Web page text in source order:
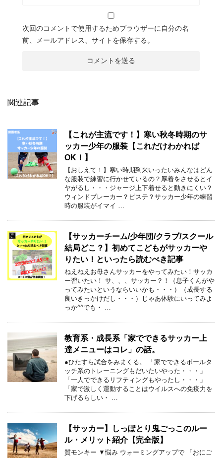
次回のコメントで使用するためブラウザーに自分の名
前、メールアドレス、サイトを保存する。
関連記事
【これが主流です！】寒い秋冬時期のサ
ッカー少年の服装【これだけわかれば
OK！】
【おしえて！】寒い時期到来いったいみんなはどん
な服装で練習に行かせているの？厚着をさせるとイ
ヤがるし・・・ジャージ上下着せると動きにくい？
ウィンドブレーカー？ピステ？サッカー少年の練習
時の服装がイマイ …
【サッカーチーム/少年団/クラブ/スクール
結局どこ？】初めてこどもがサッカーや
りたい！といったら読むべき記事
ねえねえお母さんサッカーをやってみたい！サッカ
ー習いたい！ サ、、、サッカー？！（息子くんがや
ってみたいというならいいかも・・・）（成長する
良いきっかけだし・・・）じゃあ体験にいってみよ
っか^^でも・ …
教育系・成長系「家でできるサッカー上
達メニューはコレ」の話。
●ひたすら試合をみまくる。 「家でできるボールタ
ッチ系のトレーニングもだいたいやった・・・」
「一人でできるリフティングもやったし・・・」
「家で激しく運動することはウイルスへの免疫力を
下げるらしい・ …
【サッカー】しっぽとり鬼ごっこのルー
ル・メリット紹介【完全版】
質モンキー ▼悩み ウォーミングアップで 「おにご